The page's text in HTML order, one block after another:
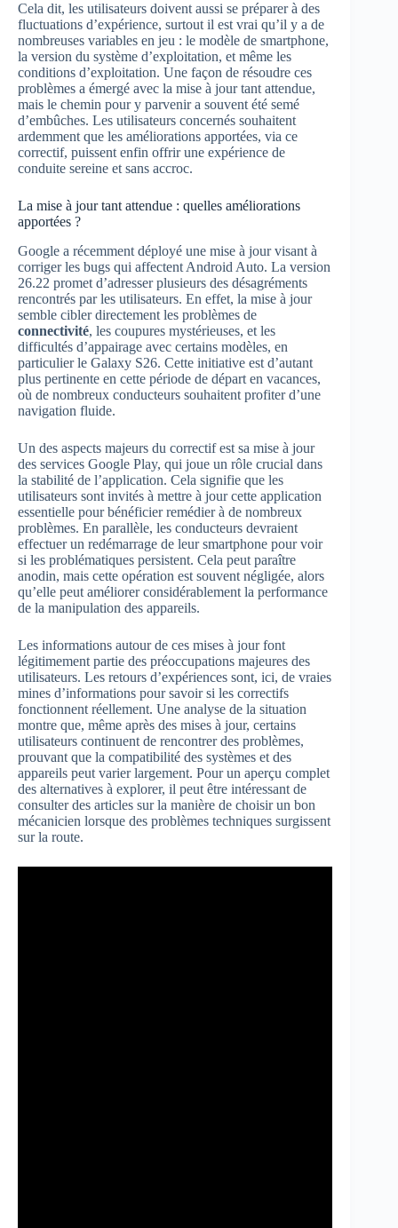
Cela dit, les utilisateurs doivent aussi se préparer à des
fluctuations d’expérience, surtout il est vrai qu’il y a de
nombreuses variables en jeu : le modèle de smartphone,
la version du système d’exploitation, et même les
conditions d’exploitation. Une façon de résoudre ces
problèmes a émergé avec la mise à jour tant attendue,
mais le chemin pour y parvenir a souvent été semé
d’embûches. Les utilisateurs concernés souhaitent
ardemment que les améliorations apportées, via ce
correctif, puissent enfin offrir une expérience de
conduite sereine et sans accroc.
La mise à jour tant attendue : quelles améliorations
apportées ?
Google a récemment déployé une mise à jour visant à
corriger les bugs qui affectent Android Auto. La version
26.22 promet d’adresser plusieurs des désagréments
rencontrés par les utilisateurs. En effet, la mise à jour
semble cibler directement les problèmes de
connectivité, les coupures mystérieuses, et les
difficultés d’appairage avec certains modèles, en
particulier le Galaxy S26. Cette initiative est d’autant
plus pertinente en cette période de départ en vacances,
où de nombreux conducteurs souhaitent profiter d’une
navigation fluide.
Un des aspects majeurs du correctif est sa mise à jour
des services Google Play, qui joue un rôle crucial dans
la stabilité de l’application. Cela signifie que les
utilisateurs sont invités à mettre à jour cette application
essentielle pour bénéficier remédier à de nombreux
problèmes. En parallèle, les conducteurs devraient
effectuer un redémarrage de leur smartphone pour voir
si les problématiques persistent. Cela peut paraître
anodin, mais cette opération est souvent négligée, alors
qu’elle peut améliorer considérablement la performance
de la manipulation des appareils.
Les informations autour de ces mises à jour font
légitimement partie des préoccupations majeures des
utilisateurs. Les retours d’expériences sont, ici, de vraies
mines d’informations pour savoir si les correctifs
fonctionnent réellement. Une analyse de la situation
montre que, même après des mises à jour, certains
utilisateurs continuent de rencontrer des problèmes,
prouvant que la compatibilité des systèmes et des
appareils peut varier largement. Pour un aperçu complet
des alternatives à explorer, il peut être intéressant de
consulter des articles sur la manière de choisir un bon
mécanicien lorsque des problèmes techniques surgissent
sur la route.